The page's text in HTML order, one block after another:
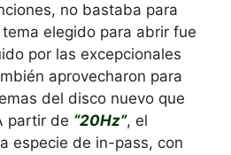
no bastaba para
elegido para abrir fue
por las excepcionales
aprovecharon para
del disco nuevo que
partir de “20Hz”, el
especie de in-pass, con